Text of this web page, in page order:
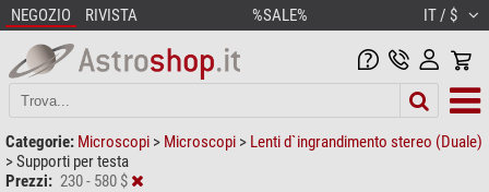
NEGOZIO RIVISTA %SALE% IT / $
Categorie: Microscopi > Microscopi > Lenti d`ingrandimento stereo (Duale)
>Supporti per testa
Prezzi: 230 - 580 $